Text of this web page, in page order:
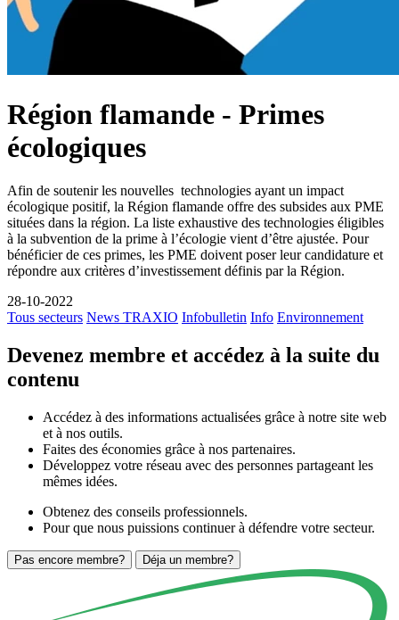
Région flamande - Primes
écologiques
Afin de soutenir les nouvelles technologies ayant un impact
écologique positif, la Région flamande offre des subsides aux PME
situées dans la région. La liste exhaustive des technologies éligibles
à la subvention de la prime à l’écologie vient d’être ajustée. Pour
bénéficier de ces primes, les PME doivent poser leur candidature et
répondre aux critères d’investissement définis par la Région.
28-10-2022
Tous secteurs News TRAXIO Infobulletin Info Environnement
Devenez membre et accédez à la suite du
contenu
Accédez à des informations actualisées grâce à notre site web
et à nos outils.
Faites des économies grâce à nos partenaires.
Développez votre réseau avec des personnes partageant les
mêmes idées.
Obtenez des conseils professionnels.
Pour que nous puissions continuer à défendre votre secteur.
Pas encore membre? Déja un membre?